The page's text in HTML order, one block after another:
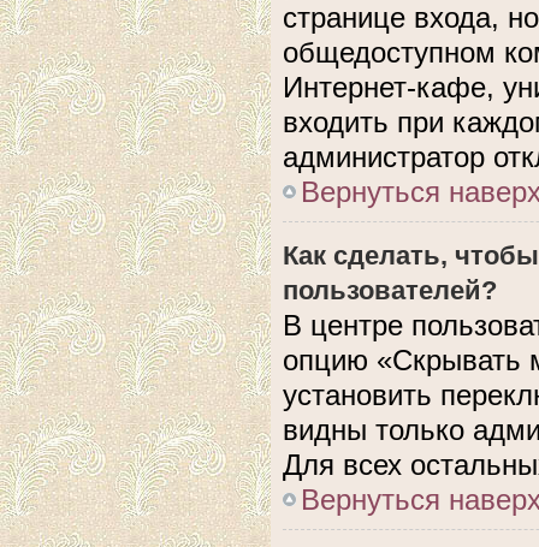
странице входа,
общедоступном
Интернет-кафе,
входить при
администратор
Вернуться
Как сделать,
пользователей?
В центре
опцию «Скрывать
установить
видны только
Для всех
Вернуться